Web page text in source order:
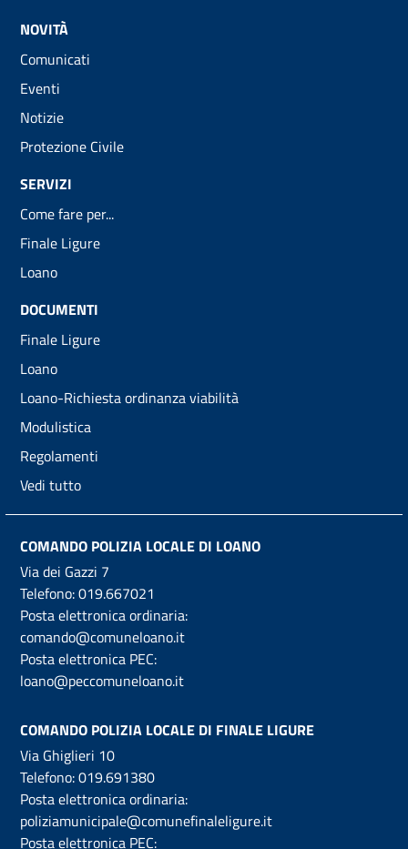
NOVITÀ
Comunicati
Eventi
Notizie
Protezione Civile
SERVIZI
Come fare per...
Finale Ligure
Loano
DOCUMENTI
Finale Ligure
Loano
Loano-Richiesta ordinanza viabilità
Modulistica
Regolamenti
Vedi tutto
COMANDO POLIZIA LOCALE DI LOANO
Via dei Gazzi 7
Telefono:019.667021
Posta elettronica ordinaria:
comando@comuneloano.it
Posta elettronica PEC:
loano@peccomuneloano.it
COMANDO POLIZIA LOCALE DI FINALE LIGURE
Via Ghiglieri 10
Telefono:019.691380
Posta elettronica ordinaria:
poliziamunicipale@comunefinaleligure.it
Posta elettronica PEC: